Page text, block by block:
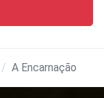
A Encarnação